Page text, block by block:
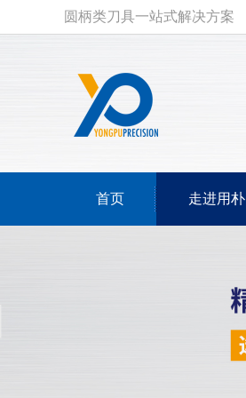
圆柄类刀具一站式解决方案
首页 走进用朴